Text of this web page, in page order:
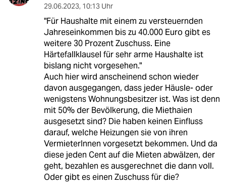
29.06.2023, 10:13 Uhr
"Für Haushalte mit einem zu versteuernden
Jahreseinkommen bis zu 40.000 Euro gibt es
weitere 30 Prozent Zuschuss. Eine
Härtefallklausel für sehr arme Haushalte ist
bislang nicht vorgesehen."
Auch hier wird anscheinend schon wieder
davon ausgegangen, dass jeder Häusle- oder
wenigstens Wohnungsbesitzer ist. Was ist denn
mit 50% der Bevölkerung, die Miethaien
ausgesetzt sind? Die haben keinen Einfluss
darauf, welche Heizungen sie von ihren
VermieterInnen vorgesetzt bekommen. Und da
diese jeden Cent auf die Mieten abwälzen, der
geht, bezahlen es ausgerechnet die dann voll.
Oder gibt es einen Zuschuss für die?